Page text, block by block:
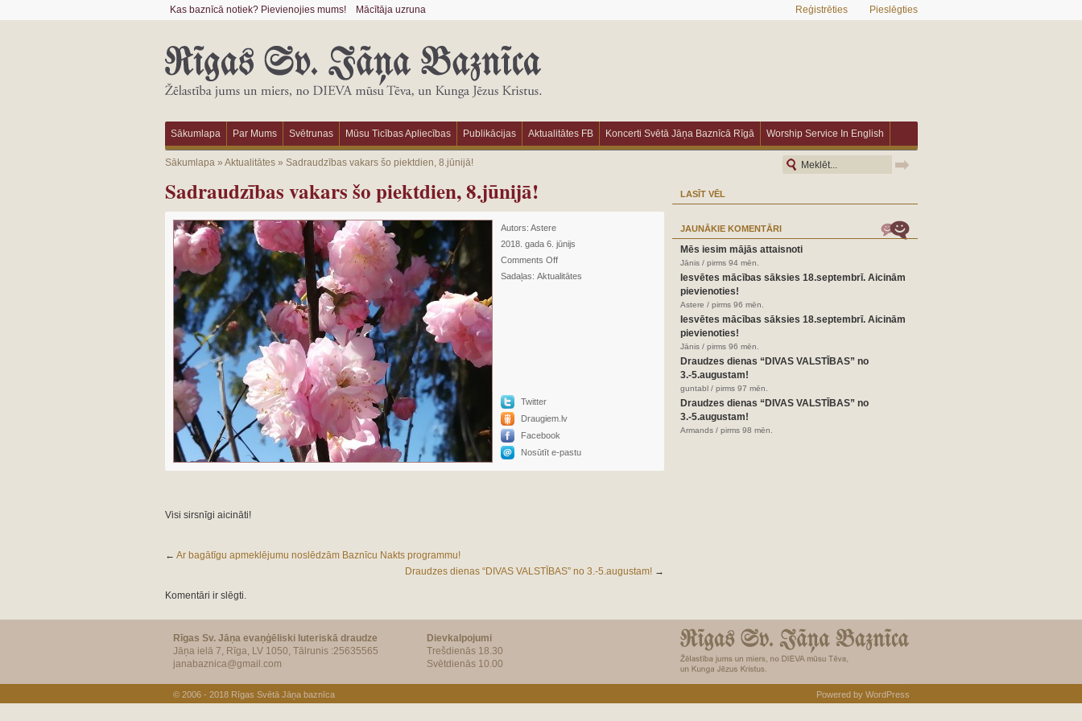
Kas baznīcā notiek? Pievienojies mums! Mācītāja uzruna Reģistrēties Pieslēgties
Sākumlapa Par Mums Svētrunas Mūsu Ticības Apliecības Publikācijas Aktualitātes FB Koncerti Svētā Jāņa Baznīcā Rīgā Worship Service In English
Sākumlapa» Aktualitātes» Sadraudzības vakars šo piektdien, 8.jūnijā!
Sadraudzības vakars šo piektdien, 8.jūnijā!
Autors: Astere
2018. gada 6. jūnijs
Comments Off
Sadaļas: Aktualitātes
Twitter
Draugiem.lv
Facebook
Nosūtīt e-pastu
Visi sirsnīgi aicināti!
← Ar bagātīgu apmeklējumu noslēdzām Baznīcu Nakts programmu!
Draudzes dienas “DIVAS VALSTĪBAS” no 3.-5.augustam!→
Komentāri ir slēgti.
LASĪT VĒL
JAUNĀKIE KOMENTĀRI
Mēs iesim mājās attaisnoti
Jānis / pirms 94 mēn.
Iesvētes mācības sāksies 18.septembrī. Aicinām
pievienoties!
Astere / pirms 96 mēn.
Iesvētes mācības sāksies 18.septembrī. Aicinām
pievienoties!
Jānis / pirms 96 mēn.
Draudzes dienas “DIVAS VALSTĪBAS” no
3.-5.augustam!
guntabl / pirms 97 mēn.
Draudzes dienas “DIVAS VALSTĪBAS” no
3.-5.augustam!
Armands / pirms 98 mēn.
Rīgas Sv. Jāņa evaņģēliski luteriskā draudze
Jāņa ielā 7, Rīga, LV 1050, Tālrunis :25635565
janabaznica@gmail.com
Dievkalpojumi
Trešdienās 18.30
Svētdienās 10.00
© 2006 - 2018 Rīgas Svētā Jāņa baznīca Powered by WordPress